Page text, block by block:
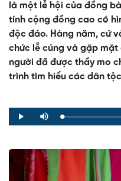
là một lễ hội của đồng
tính cộng đồng cao có
độc đáo. Hàng năm, cứ
chức lễ cúng và gặp mặt
người đã được thầy mo
trình tìm hiểu các dân
Play Mute Loaded:
0%
Progress:
0%